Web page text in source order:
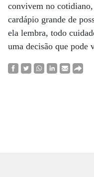
convivem no
cardápio grande de
ela lembra, todo
uma decisão que pode